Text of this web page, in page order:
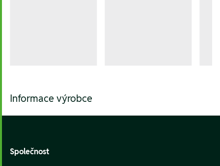
Informace výrobce
Společnost